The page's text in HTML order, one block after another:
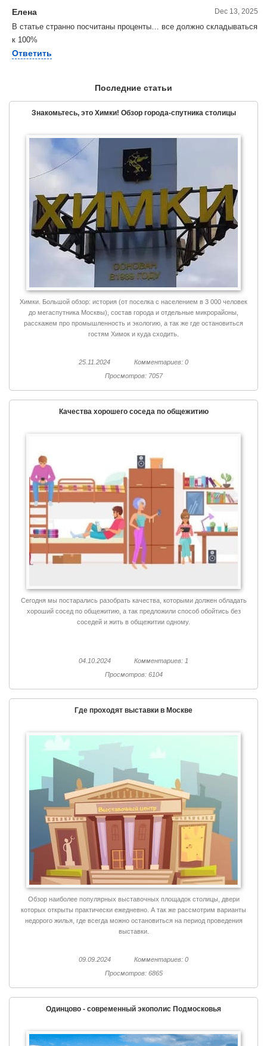
Елена Dec 13, 2025
В статье странно посчитаны проценты… все должно складываться
к 100%
Ответить
Последние статьи
Знакомьтесь, это Химки! Обзор города-спутника столицы
Химки. Большой обзор: история (от поселка с населением в 3 000 человек
до мегаспутника Москвы), состав города и отдельные микрорайоны,
расскажем про промышленность и экологию, а так же где остановиться
гостям Химок и куда сходить.
25.11.2024
Комментариев: 0
Просмотров: 7057
Качества хорошего соседа по общежитию
Сегодня мы постарались разобрать качества, которыми должен обладать
хороший сосед по общежитию, а так предложили способ обойтись без
соседей и жить в общежитии одному.
04.10.2024
Комментариев: 1
Просмотров: 6104
Где проходят выставки в Москве
Обзор наиболее популярных выставочных площадок столицы, двери
которых открыты практически ежедневно. А так же рассмотрим варианты
недорого жилья, где всегда можно остановиться на период проведения
выставки.
09.09.2024
Комментариев: 0
Просмотров: 6865
Одинцово - современный экополис Подмосковья